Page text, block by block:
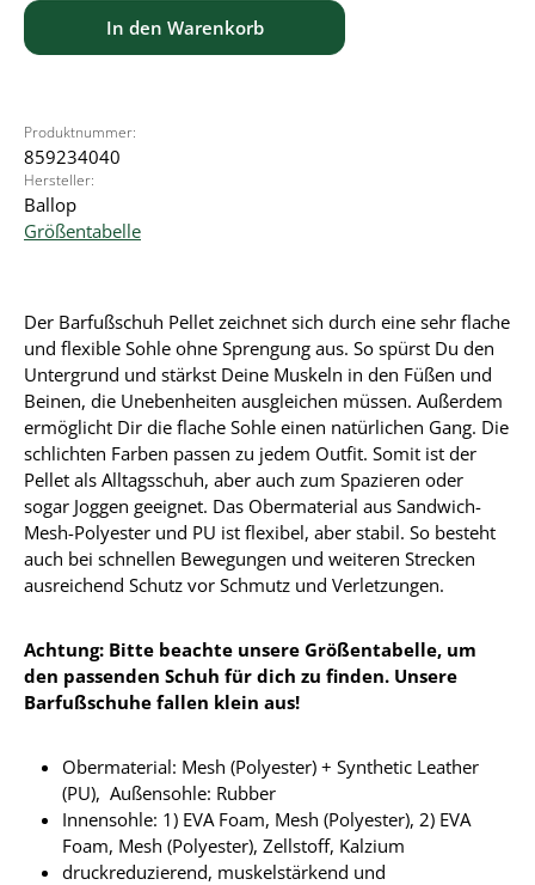
In den Warenkorb
Produktnummer:
859234040
Hersteller:
Ballop
Größentabelle
Der Barfußschuh Pellet zeichnet sich durch eine sehr flache
und flexible Sohle ohne Sprengung aus. So spürst Du den
Untergrund und stärkst Deine Muskeln in den Füßen und
Beinen, die Unebenheiten ausgleichen müssen. Außerdem
ermöglicht Dir die flache Sohle einen natürlichen Gang. Die
schlichten Farben passen zu jedem Outfit. Somit ist der
Pellet als Alltagsschuh, aber auch zum Spazieren oder
sogar Joggen geeignet. Das Obermaterial aus Sandwich-
Mesh-Polyester und PU ist flexibel, aber stabil. So besteht
auch bei schnellen Bewegungen und weiteren Strecken
ausreichend Schutz vor Schmutz und Verletzungen.
Achtung: Bitte beachte unsere Größentabelle, um
den passenden Schuh für dich zu finden. Unsere
Barfußschuhe fallen klein aus!
Obermaterial: Mesh (Polyester) + Synthetic Leather
(PU), Außensohle: Rubber
Innensohle: 1) EVA Foam, Mesh (Polyester), 2) EVA
Foam, Mesh (Polyester), Zellstoff, Kalzium
druckreduzierend, muskelstärkend und